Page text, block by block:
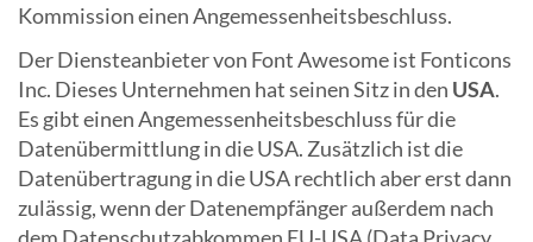
Kommission einen Angemessenheitsbeschluss.
Der Diensteanbieter von Font Awesome ist Fonticons
Inc. Dieses Unternehmen hat seinen Sitz in den USA.
Es gibt einen Angemessenheitsbeschluss für die
Datenübermittlung in die USA. Zusätzlich ist die
Datenübertragung in die USA rechtlich aber erst dann
zulässig, wenn der Datenempfänger außerdem nach